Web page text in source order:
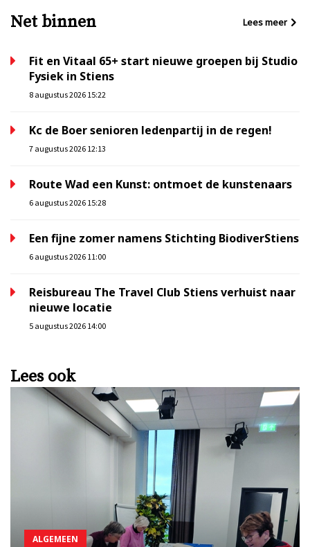
Net binnen Lees meer
Fit en Vitaal 65+ start nieuwe groepen bij Studio
Fysiek in Stiens
8 augustus 2026 15:22
Kc de Boer senioren ledenpartij in de regen!
7 augustus 2026 12:13
Route Wad een Kunst: ontmoet de kunstenaars
6 augustus 2026 15:28
Een fijne zomer namens Stichting BiodiverStiens
6 augustus 2026 11:00
Reisbureau The Travel Club Stiens verhuist naar
nieuwe locatie
5 augustus 2026 14:00
Lees ook
ALGEMEEN